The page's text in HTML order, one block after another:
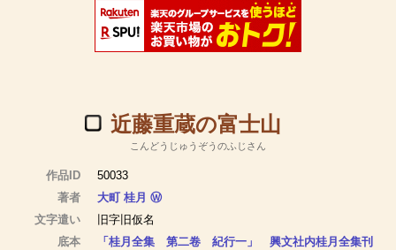
近藤重蔵の富士山
こんどうじゅうぞうのふじさん
作品ID
50033
著者
大町 桂月 Ⓦ
文字遣い
旧字旧仮名
底本
「桂月全集 第二卷 紀行一」 興文社内桂月全集刊